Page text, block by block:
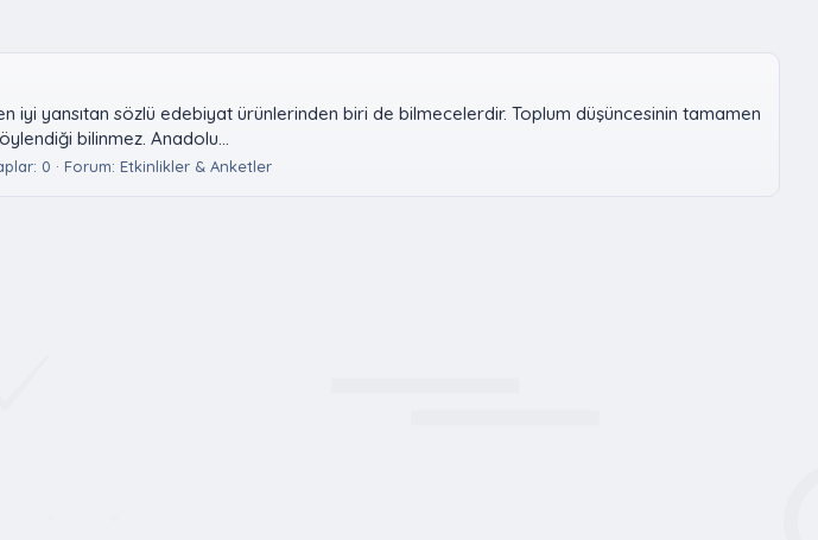
iyi yansıtan sözlü edebiyat ürünlerinden biri de bilmecelerdir. Toplum düşüncesinin tamamen
bilinmez. Anadolu...
0 Forum: Etkinlikler & Anketler